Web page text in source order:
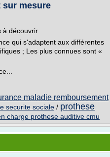
sur mesure
à découvrir
qui s'adaptent aux différentes
; Les plus connues sont «
maladie remboursement
securite sociale / prothese
charge prothese auditive cmu